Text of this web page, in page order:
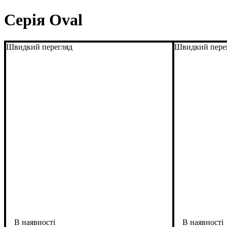
Серія Oval
Швидкий перегляд Швидкий